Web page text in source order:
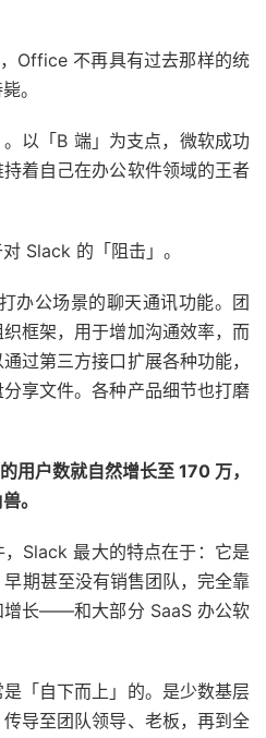
Office 不再具有过去那样的统
。
以「B 端」为支点，微软成功
着自己在办公软件领域的王者
Slack 的「阻击」。
办公场景的聊天通讯功能。团
框架，用于增加沟通效率，而
过第三方接口扩展各种功能，
享文件。各种产品细节也打磨
用户数就自然增长至 170 万，
。
Slack 最大的特点在于：它是
期甚至没有销售团队，完全靠
增长——和大部分 SaaS 办公软
「自下而上」的。是少数基层
导至团队领导、老板，再到全